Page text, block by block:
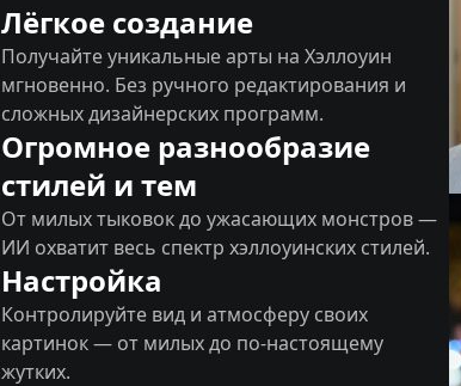
Лёгкое создание
Получайте уникальные арты на Хэллоуин
мгновенно. Без ручного редактирования и
сложных дизайнерских программ.
Огромное разнообразие
стилей и тем
От милых тыковок до ужасающих монстров —
ИИ охватит весь спектр хэллоуинских стилей.
Настройка
Контролируйте вид и атмосферу своих
картинок — от милых до по-настоящему
жутких.